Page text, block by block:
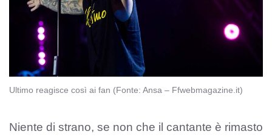
Ultimo reagisce così ai fan (Fonte: Ansa – Ffwebmagazine.it)
Niente di strano, se non che il cantante è rimasto